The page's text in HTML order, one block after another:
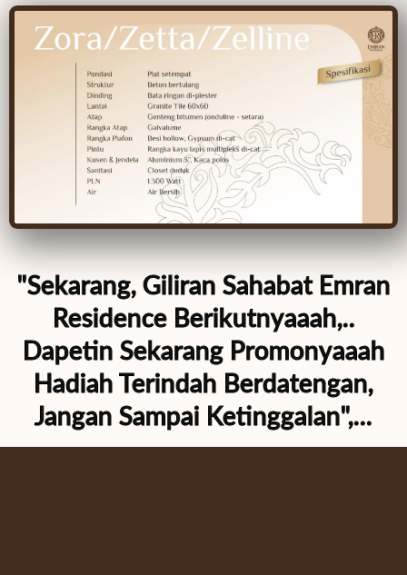
"Sekarang, Giliran Sahabat Emran
Residence Berikutnyaaah,..
Dapetin Sekarang Promonyaaah
Hadiah Terindah Berdatengan,
Jangan Sampai Ketinggalan",...